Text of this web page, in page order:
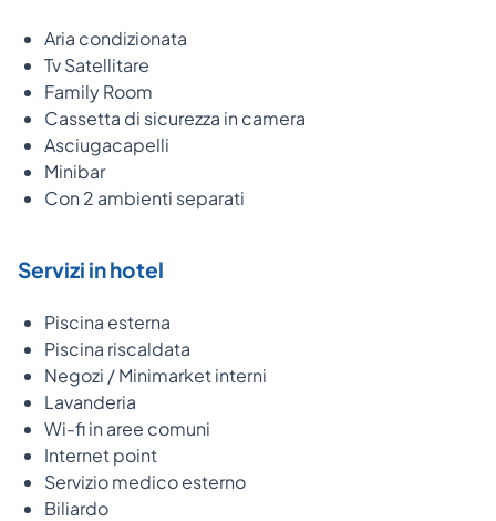
Aria condizionata
Tv Satellitare
Family Room
Cassetta di sicurezza in camera
Asciugacapelli
Minibar
Con 2 ambienti separati
Servizi in hotel
Piscina esterna
Piscina riscaldata
Negozi / Minimarket interni
Lavanderia
Wi-fi in aree comuni
Internet point
Servizio medico esterno
Biliardo